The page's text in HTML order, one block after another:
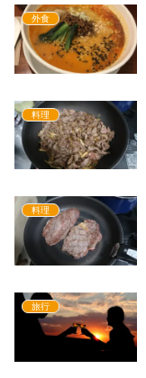
外食
料理
料理
旅行